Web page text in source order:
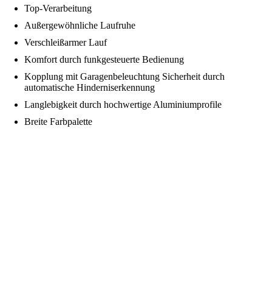
Top-Verarbeitung
Außergewöhnliche Laufruhe
Verschleißarmer Lauf
Komfort durch funkgesteuerte Bedienung
Kopplung mit Garagenbeleuchtung Sicherheit durch
automatische Hinderniserkennung
Langlebigkeit durch hochwertige Aluminiumprofile
Breite Farbpalette